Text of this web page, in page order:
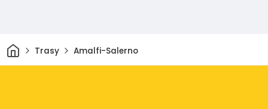
Domov
Trasy Amalfi-Salerno